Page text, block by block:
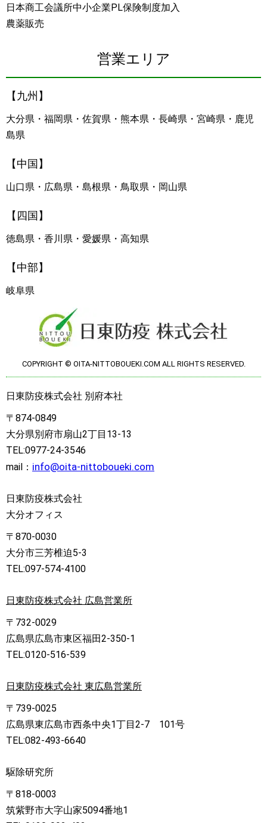
日本商工会議所中小企業PL保険制度加入
農薬販売
営業エリア
【九州】
大分県・福岡県・佐賀県・熊本県・長崎県・宮崎県・鹿児
島県
【中国】
山口県・広島県・島根県・鳥取県・岡山県
【四国】
徳島県・香川県・愛媛県・高知県
【中部】
岐阜県
COPYRIGHT © OITA-NITTOBOUEKI.COM ALL RIGHTS RESERVED.
日東防疫株式会社 別府本社
〒874-0849
大分県別府市扇山2丁目13-13
TEL:0977-24-3546
mail： info@oita-nittoboueki.com
日東防疫株式会社
大分オフィス
〒870-0030
大分市三芳椎迫5-3
TEL:097-574-4100
日東防疫株式会社 広島営業所
〒732-0029
広島県広島市東区福田2-350-1
TEL:0120-516-539
日東防疫株式会社 東広島営業所
〒739-0025
広島県東広島市西条中央1丁目2-7 101号
TEL:082-493-6640
駆除研究所
〒818-0003
筑紫野市大字山家5094番地1